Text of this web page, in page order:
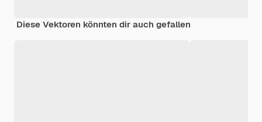
Diese Vektoren könnten dir auch gefallen